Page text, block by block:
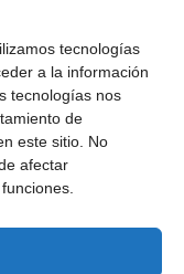
tecnologías
a la información
tecnologías nos
de
este sitio. No
afectar